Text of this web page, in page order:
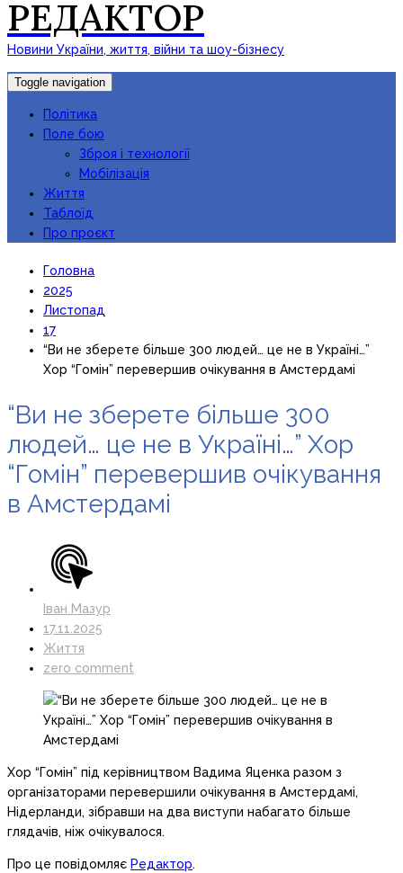
РЕДАКТОР
Новини України, життя, війни та шоу-бізнесу
Toggle navigation
Політика
Поле бою
Зброя і технології
Мобілізація
Життя
Таблоїд
Про проєкт
Головна
2025
Листопад
17
“Ви не зберете більше 300 людей… це не в Україні…”
Хор “Гомін” перевершив очікування в Амстердамі
“Ви не зберете більше 300
людей… це не в Україні…” Хор
“Гомін” перевершив очікування
в Амстердамі
Іван Мазур
17.11.2025
Життя
zero comment
Хор “Гомін” під керівництвом Вадима Яценка разом з
організаторами перевершили очікування в Амстердамі,
Нідерланди, зібравши на два виступи набагато більше
глядачів, ніж очікувалося.
Про це повідомляє Редактор.